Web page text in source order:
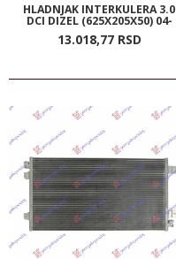
HLADNJAK INTERKULERA 3.0
DCI DIZEL (625X205X50) 04-
13.018,77 RSD